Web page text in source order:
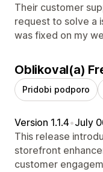
Their customer
request to solve a
was fixed on my
Oblikoval(a)
Pridobi podporo
Version 1.1.4•July
This release
storefront
customer